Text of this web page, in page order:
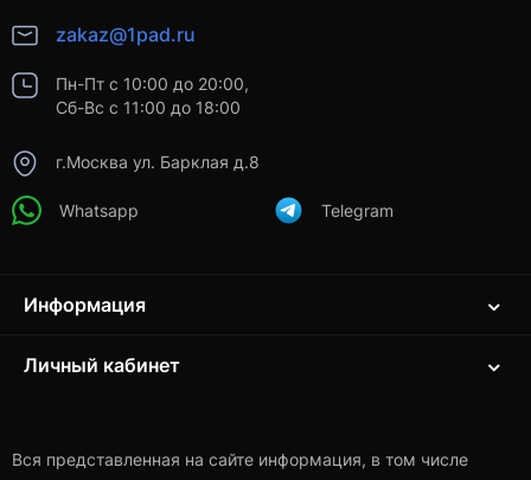
zakaz@1pad.ru
Пн-Пт с 10:00 до 20:00,
Сб-Вс с 11:00 до 18:00
г.Москва ул. Барклая д.8
Whatsapp Telegram
Информация
Личный кабинет
Вся представленная на сайте информация, в том числе